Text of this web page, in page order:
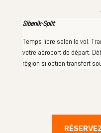
Sibenik-Split
Temps libre selon le vol.
votre aéroport de départ.
région si option transfert